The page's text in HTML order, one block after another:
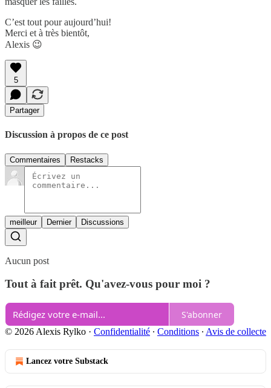
C’est tout pour aujourd’hui!
Merci et à très bientôt,
Alexis 😉
5
Partager
Discussion à propos de ce post
Commentaires Restacks
meilleur Dernier Discussions
Aucun post
Tout à fait prêt. Qu'avez-vous pour moi ?
S'abonner
© 2026 Alexis Rylko · Confidentialité ∙ Conditions ∙ Avis de collecte
Lancez votre Substack